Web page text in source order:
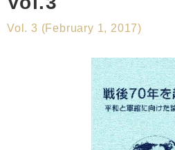
Vol. 3 (February 1, 2017)